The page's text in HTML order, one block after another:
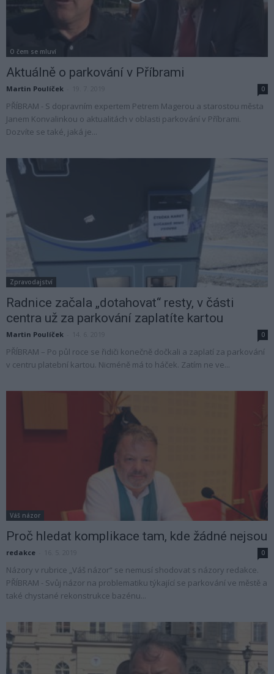
O čem se mluví
Aktuálně o parkování v Příbrami
Martin Poulíček 0
PŘÍBRAM - S dopravním expertem Petrem Magerou a starostou města
Janem Konvalinkou o aktualitách v oblasti parkování v Příbrami.
Dozvíte se také, jaká je...
Zpravodajství
Radnice začala „dotahovat“ resty, v části
centra už za parkování zaplatíte kartou
Martin Poulíček 0
PŘÍBRAM – Po půl roce se řidiči konečně dočkali a zaplatí za parkování
v centru platební kartou. Nicméně má to háček. Zatím ne ve...
Váš názor
Proč hledat komplikace tam, kde žádné nejsou
redakce 0
Názory v rubrice „Váš názor“ se nemusí shodovat s názory redakce.
PŘÍBRAM - Svůj názor na problematiku týkající se parkování ve městě a
také chystané rekonstrukce bazénu...